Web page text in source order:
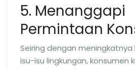
5. Menanggapi
Permintaan
Seiring dengan meningkatnya
isu-isu lingkungan, konsumen